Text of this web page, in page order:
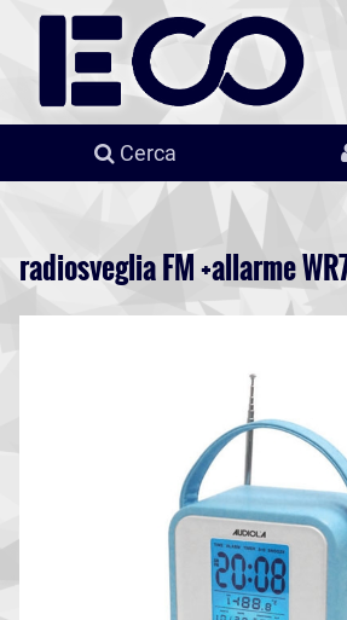
Cerca
radiosveglia FM +allarme